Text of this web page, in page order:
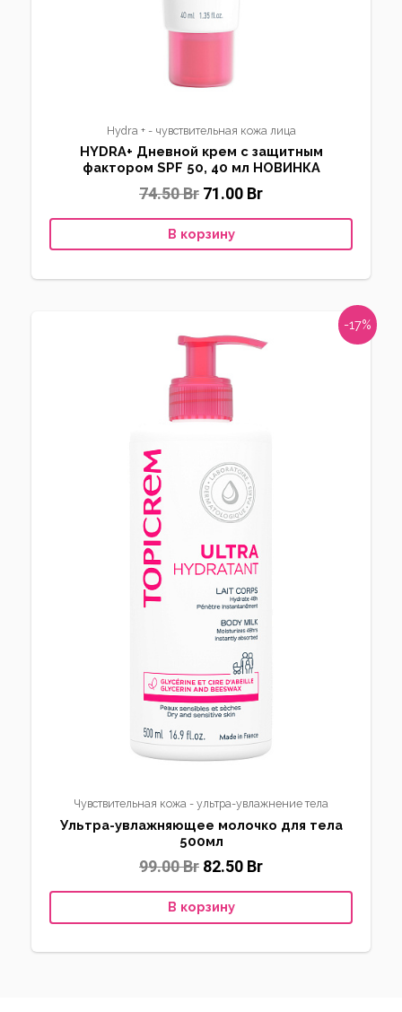
Hydra + - чувствительная кожа лица
HYDRA+ Дневной крем с защитным
фактором SPF 50, 40 мл НОВИНКА
74.50Br 71.00 Br
В корзину
-17%
Чувствительная кожа - ультра-увлажнение тела
Ультра-увлажняющее молочко для тела
500мл
99.00Br 82.50 Br
В корзину